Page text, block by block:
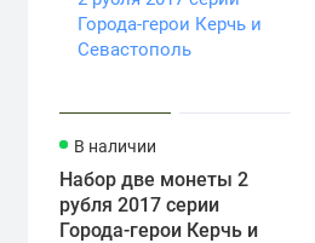
В наличии
Набор две монеты 2
рубля 2017 серии
Города-герои Керчь и